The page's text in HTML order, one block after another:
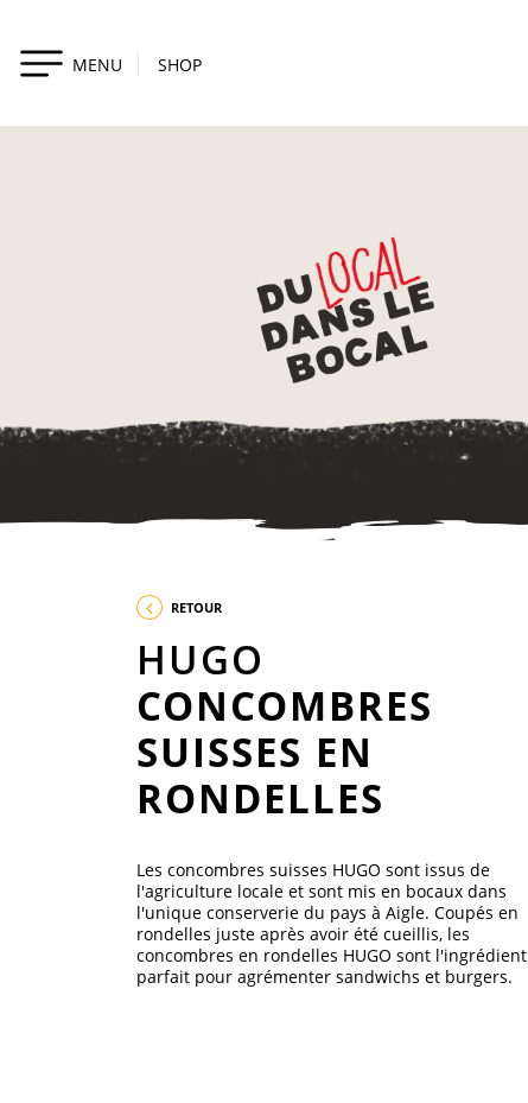
MENU SHOP
RETOUR
HUGO
CONCOMBRES
SUISSES EN
RONDELLES
Les concombres suisses HUGO sont issus de
l'agriculture locale et sont mis en bocaux dans
l'unique conserverie du pays à Aigle. Coupés en
rondelles juste après avoir été cueillis, les
concombres en rondelles HUGO sont l'ingrédient
parfait pour agrémenter sandwichs et burgers.